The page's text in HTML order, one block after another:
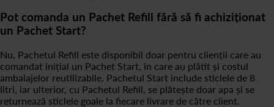
Pot comanda un Pachet Refill fără să fi achiziționat
un Pachet Start?
Nu, Pachetul Refill este disponibil doar pentru clienții care au
comandat inițial un Pachet Start, în care au plătit și costul
ambalajelor reutilizabile. Pachetul Start include sticlele de 8
litri, iar ulterior, cu Pachetul Refill, se plătește doar apa și se
returnează sticlele goale la fiecare livrare de către client.